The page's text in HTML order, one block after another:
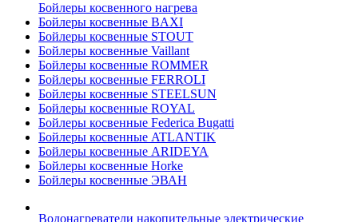
Бойлеры косвенного нагрева
Бойлеры косвенные BAXI
Бойлеры косвенные STOUT
Бойлеры косвенные Vaillant
Бойлеры косвенные ROMMER
Бойлеры косвенные FERROLI
Бойлеры косвенные STEELSUN
Бойлеры косвенные ROYAL
Бойлеры косвенные Federica Bugatti
Бойлеры косвенные ATLANTIK
Бойлеры косвенные ARIDEYA
Бойлеры косвенные Horke
Бойлеры косвенные ЭВАН
Водонагреватели накопительные электрические